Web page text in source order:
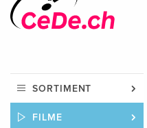
SORTIMENT
FILME